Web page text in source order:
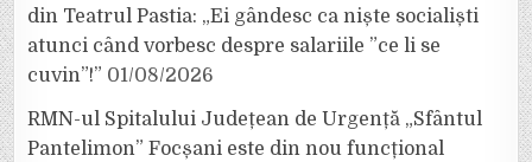
din Teatrul Pastia: „Ei gândesc ca niște socialiști
atunci când vorbesc despre salariile ”ce li se
cuvin”!” 01/08/2026
RMN-ul Spitalului Județean de Urgență „Sfântul
Pantelimon” Focșani este din nou funcțional